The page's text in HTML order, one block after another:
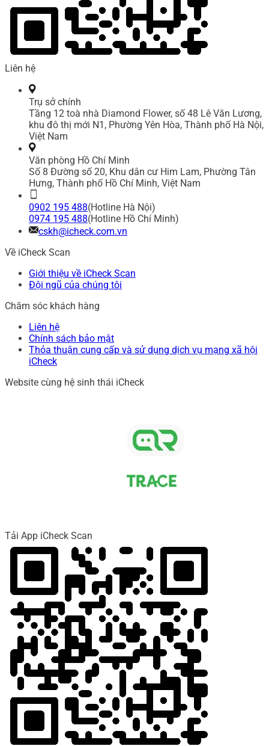
Liên hệ
Trụ sở chính
Tầng 12 toà nhà Diamond Flower, số 48 Lê Văn Lương,
khu đô thị mới N1, Phường Yên Hòa, Thành phố Hà Nội,
Việt Nam
Văn phòng Hồ Chí Minh
Số 8 Đường số 20, Khu dân cư Him Lam, Phường Tân
Hưng, Thành phố Hồ Chí Minh, Việt Nam
0902 195 488(Hotline Hà Nội)
0974 195 488(Hotline Hồ Chí Minh)
cskh@icheck.com.vn
Về iCheck Scan
Giới thiệu về iCheck Scan
Đội ngũ của chúng tôi
Chăm sóc khách hàng
Liên hệ
Chính sách bảo mật
Thỏa thuận cung cấp và sử dụng dịch vụ mạng xã hội
iCheck
Website cùng hệ sinh thái iCheck
Tải App iCheck Scan